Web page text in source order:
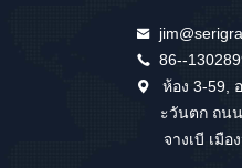
86--
ห้อง 3-59,
ะวันตก ถน
จางเบี เมือ